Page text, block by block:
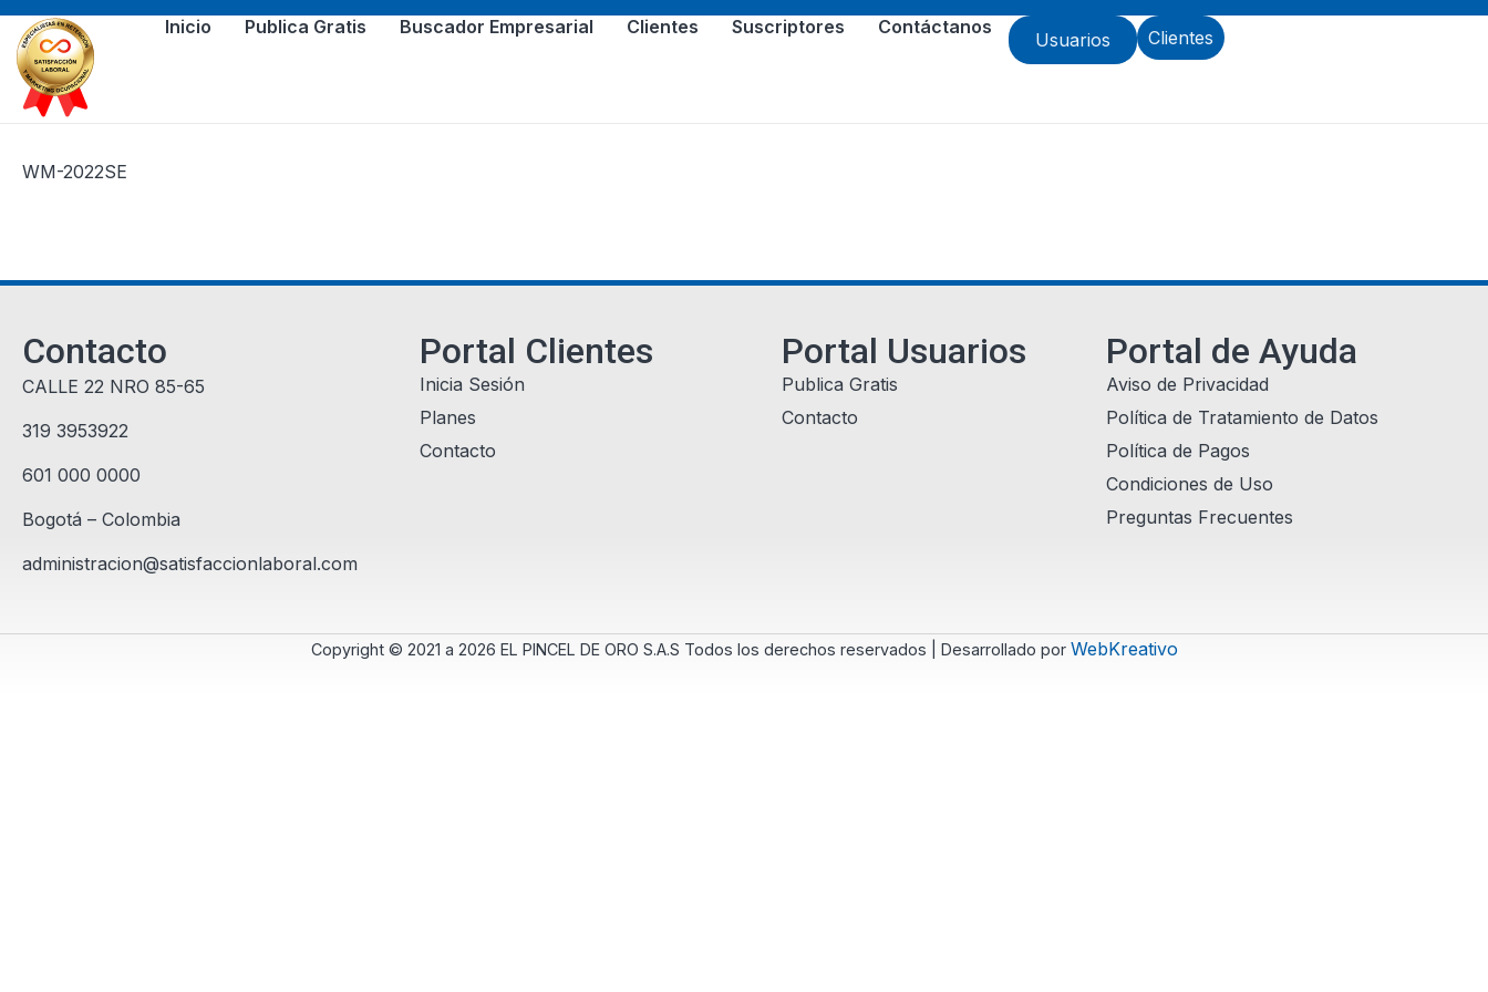
Inicio Publica Gratis Buscador Empresarial Clientes Suscriptores Contáctanos
Usuarios Clientes
WM-2022SE
Contacto
CALLE 22 NRO 85-65
319 3953922
601 000 0000
Bogotá – Colombia
administracion@satisfaccionlaboral.com
Portal Clientes
Inicia Sesión
Planes
Contacto
Portal Usuarios
Publica Gratis
Contacto
Portal de Ayuda
Aviso de Privacidad
Política de Tratamiento de Datos
Política de Pagos
Condiciones de Uso
Preguntas Frecuentes
Copyright © 2021 a 2026 EL PINCEL DE ORO S.A.S Todos los derechos reservados | Desarrollado por WebKreativo